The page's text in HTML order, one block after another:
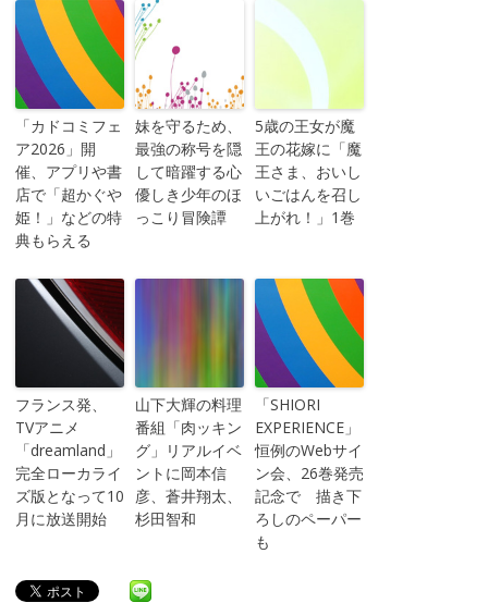
「カドコミフェ
ア2026」開
催、アプリや書
店で「超かぐや
姫！」などの特
典もらえる
妹を守るため、
最強の称号を隠
して暗躍する心
優しき少年のほ
っこり冒険譚
5歳の王女が魔
王の花嫁に「魔
王さま、おいし
いごはんを召し
上がれ！」1巻
フランス発、
TVアニメ
「dreamland」
完全ローカライ
ズ版となって10
月に放送開始
山下大輝の料理
番組「肉ッキン
グ」リアルイベ
ントに岡本信
彦、蒼井翔太、
杉田智和
「SHIORI
EXPERIENCE」
恒例のWebサイ
ン会、26巻発売
記念で 描き下
ろしのペーパー
も